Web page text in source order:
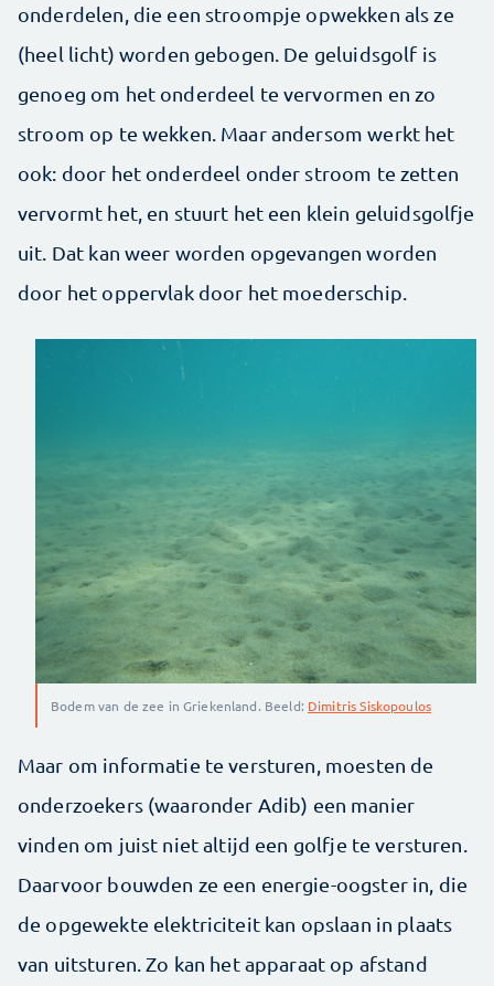
onderdelen, die een stroompje opwekken als ze
(heel licht) worden gebogen. De geluidsgolf is
genoeg om het onderdeel te vervormen en zo
stroom op te wekken. Maar andersom werkt het
ook: door het onderdeel onder stroom te zetten
vervormt het, en stuurt het een klein geluidsgolfje
uit. Dat kan weer worden opgevangen worden
door het oppervlak door het moederschip.
Bodem van de zee in Griekenland. Beeld: Dimitris Siskopoulos
Maar om informatie te versturen, moesten de
onderzoekers (waaronder Adib) een manier
vinden om juist niet altijd een golfje te versturen.
Daarvoor bouwden ze een energie-oogster in, die
de opgewekte elektriciteit kan opslaan in plaats
van uitsturen. Zo kan het apparaat op afstand